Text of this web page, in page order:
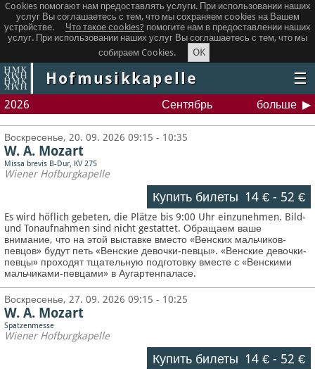
Cookies помогают нам предоставлять услуги. При использовании наших
услуг Вы соглашаетесь с тем, что мы сохраняем сookies на Вашем
устройстве.
Что такое сookies? помогите нам в предоставлении наших
услуг. При использовании наших услуг Вы соглашаетесь с тем, что мы
собираем Cookies.
OK
Hofmusikkapelle ☰
2026 Сентябрь больше
Воскресенье, 20. 09. 2026 09:15 - 10:35
W. A. Mozart
Missa brevis B-Dur, KV 275
Wiener Hofburgkapelle
Купить билеты 14 €- 52 €
Es wird höflich gebeten, die Plätze bis 9:00 Uhr einzunehmen. Bild-
und Tonaufnahmen sind nicht gestattet.Обращаем ваше
внимание, что на этой выставке вместо «Венских мальчиков-
певцов» будут петь «Венские девочки-певцы». «Венские девочки-
певцы» проходят тщательную подготовку вместе с «Венскими
мальчиками-певцами» в Аугартенпаласе.
Воскресенье, 27. 09. 2026 09:15 - 10:25
W. A. Mozart
Spatzenmesse
Wiener Hofburgkapelle
Купить билеты 14 €- 52 €